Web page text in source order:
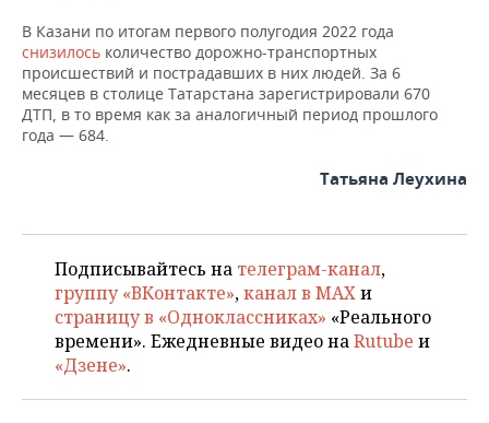
В Казани по итогам первого полугодия 2022 года
снизилось количество дорожно-транспортных
происшествий и пострадавших в них людей. За 6
месяцев в столице Татарстана зарегистрировали 670
ДТП, в то время как за аналогичный период прошлого
года — 684.
Татьяна Леухина
Подписывайтесь на телеграм-канал,
группу «ВКонтакте»,канал в MAXи
страницу в «Одноклассниках» «Реального
времени». Ежедневные видео наRutube и
«Дзене».